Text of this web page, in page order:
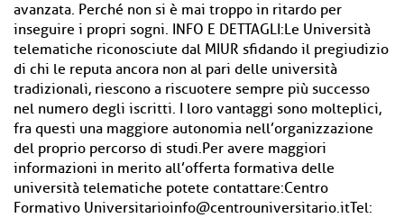
avanzata. Perché non si è mai troppo in ritardo per
inseguire i propri sogni. INFO E DETTAGLI:Le Università
telematiche riconosciute dal MIUR sfidando il pregiudizio
di chi le reputa ancora non al pari delle università
tradizionali, riescono a riscuotere sempre più successo
nel numero degli iscritti. I loro vantaggi sono molteplici,
fra questi una maggiore autonomia nell’organizzazione
del proprio percorso di studi.Per avere maggiori
informazioni in merito all’offerta formativa delle
università telematiche potete contattare:Centro
Formativo Universitarioinfo@centrouniversitario.itTel: